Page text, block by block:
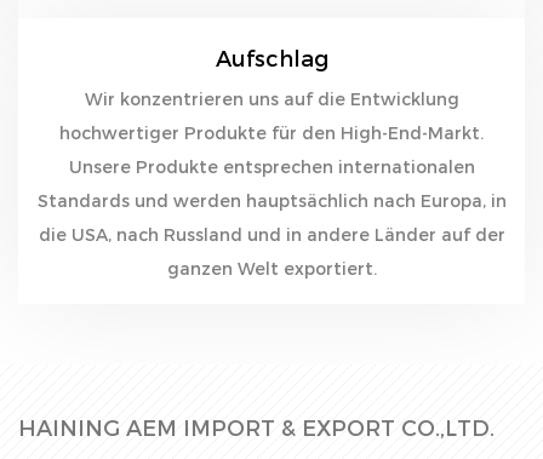
Aufschlag
Wir konzentrieren uns auf die Entwicklung
hochwertiger Produkte für den High-End-Markt.
Unsere Produkte entsprechen internationalen
Standards und werden hauptsächlich nach Europa, in
die USA, nach Russland und in andere Länder auf der
ganzen Welt exportiert.
HAINING AEM IMPORT & EXPORT CO.,LTD.